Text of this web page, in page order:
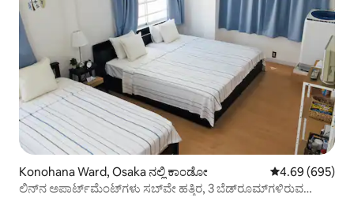
Konohana Ward, Osaka ನಲ್ಲಿ ಕಾಂಡೋ 5 ರಲ್ಲಿ 4.69
4.69 (695)
ಲಿನ್‌ನ ಅಪಾರ್ಟ್‌ಮೆಂಟ್‌ಗಳು ಸಬ್‌ವೇ ಹತ್ತಿರ, 3 ಬೆಡ್‌ರೂಮ್‌ಗಳಿರುವ